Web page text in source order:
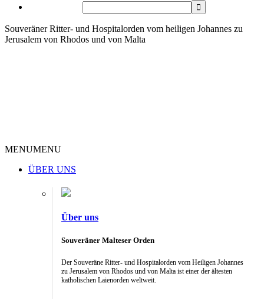
Souveräner Ritter- und Hospitalorden vom heiligen Johannes zu
Jerusalem von Rhodos und von Malta
MENUMENU
ÜBER UNS
Über uns
Souveräner Malteser Orden
Der Souveräne Ritter- und Hospitalorden vom Heiligen Johannes
zu Jerusalem von Rhodos und von Malta ist einer der ältesten
katholischen Laienorden weltweit.